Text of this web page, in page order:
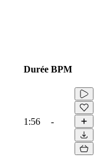
Durée BPM
1:56 -